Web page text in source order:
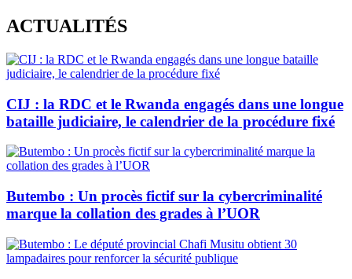
Skip
to
content
ACTUALITÉS
CIJ : la RDC et le Rwanda engagés dans une longue
bataille judiciaire, le calendrier de la procédure fixé
Butembo : Un procès fictif sur la cybercriminalité
marque la collation des grades à l’UOR